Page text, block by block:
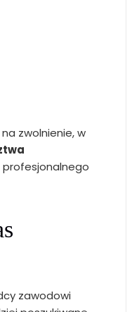
zwolnienie, w
zawodowi